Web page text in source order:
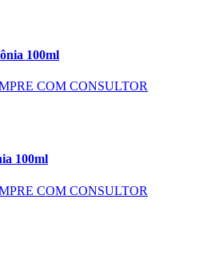
100ml
COM CONSULTOR
100ml
COM CONSULTOR